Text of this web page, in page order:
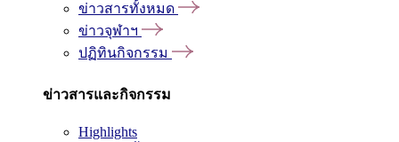
ข่าวสารทั้งหมด
ข่าวจุฬาฯ
ปฏิทินกิจกรรม
ข่าวสารและกิจกรรม
Highlights